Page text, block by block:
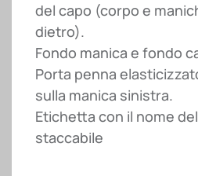
del capo (corpo e
dietro).
Fondo manica e fondo
Porta penna
sulla manica sinistra.
Etichetta con il nome
staccabile